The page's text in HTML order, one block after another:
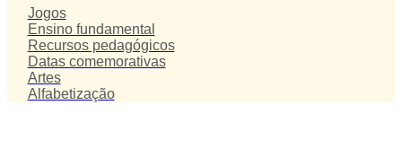
Jogos
Ensino fundamental
Recursos pedagógicos
Datas comemorativas
Artes
Alfabetização